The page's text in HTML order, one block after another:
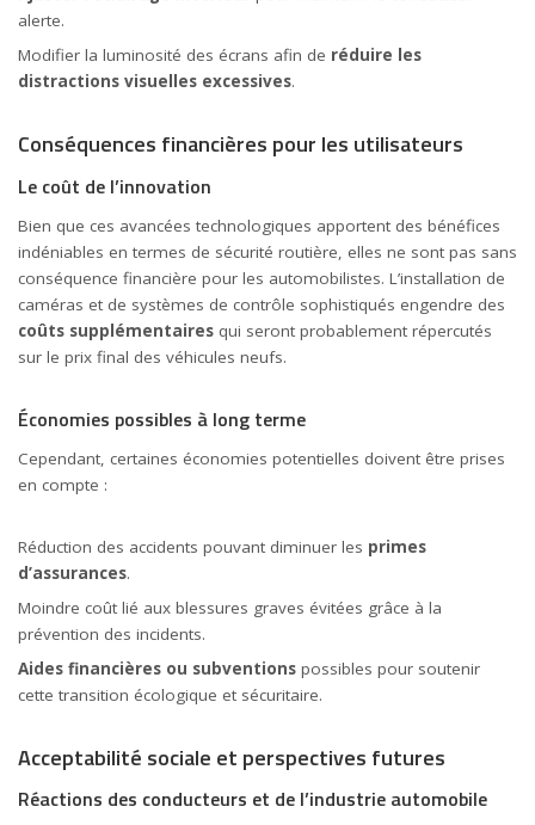
alerte.
Modifier la luminosité des écrans afin de réduire les
distractions visuelles excessives.
Conséquences financières pour les utilisateurs
Le coût de l’innovation
Bien que ces avancées technologiques apportent des bénéfices
indéniables en termes de sécurité routière, elles ne sont pas sans
conséquence financière pour les automobilistes. L’installation de
caméras et de systèmes de contrôle sophistiqués engendre des
coûts supplémentaires qui seront probablement répercutés
sur le prix final des véhicules neufs.
Économies possibles à long terme
Cependant, certaines économies potentielles doivent être prises
en compte :
Réduction des accidents pouvant diminuer les primes
d’assurances.
Moindre coût lié aux blessures graves évitées grâce à la
prévention des incidents.
Aides financières ou subventions possibles pour soutenir
cette transition écologique et sécuritaire.
Acceptabilité sociale et perspectives futures
Réactions des conducteurs et de l’industrie automobile